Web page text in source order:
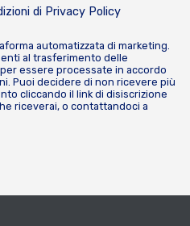
di Privacy Policy
automatizzata di marketing.
al trasferimento delle
essere processate in accordo
. Puoi decidere di non ricevere più
cliccando il link di disiscrizione
riceverai, o contattandoci a